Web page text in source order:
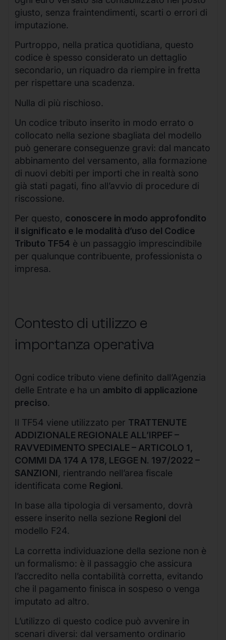
giusto, senza fraintendimenti, scarti o errori di
imputazione.
Purtroppo, nella pratica quotidiana, questo
codice è spesso considerato un dettaglio
secondario, un riquadro da riempire in fretta
per rispettare una scadenza.
Nulla di più rischioso.
Un codice tributo inserito in modo errato o
collocato nella sezione sbagliata del modello
può generare conseguenze gravi: dal mancato
abbinamento del versamento, alla formazione
di nuovi debiti per importi che in realtà sono
già stati pagati, fino all’avvio di procedure di
riscossione.
Per questo, conoscere in modo approfondito
il significato e le modalità d’uso del Codice
Tributo TF54 è un passaggio imprescindibile
per qualunque contribuente, professionista o
impresa.
Contesto di utilizzo e
importanza operativa
Ogni codice tributo viene definito dall’Agenzia
delle Entrate e ha un ambito di applicazione
preciso.
Il TF54 viene utilizzato per TRATTENUTE
ADDIZIONALE REGIONALE ALL’IRPEF –
RAVVEDIMENTO SPECIALE – ARTICOLO 1,
COMMI DA 174 A 178, LEGGE N. 197/2022 –
SANZIONI, rientrando nell’area fiscale
identificata come Regioni.
In base alla tipologia di versamento, dovrà
essere inserito nella sezione Regioni del
modello F24.
La corretta individuazione della sezione non è
un formalismo: è il passaggio che assicura
l’accredito nella contabilità corretta, evitando
che il pagamento finisca in sospeso o venga
imputato ad altro.
L’utilizzo di questo codice può avvenire in
scenari diversi: dal versamento ordinario